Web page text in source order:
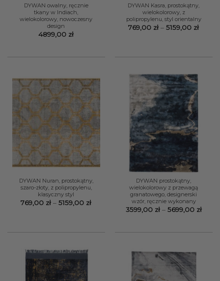
DYWAN owalny, ręcznie
tkany w Indiach,
wielokolorowy, nowoczesny
design
4899,00 zł
DYWAN Kasra, prostokątny,
wielokolorowy, z
polipropylenu, styl orientalny
769,00 zł – 5159,00 zł
DYWAN Nuran, prostokątny,
szaro-złoty, z polipropylenu,
klasyczny styl
769,00 zł – 5159,00 złZakres
5159,00 zł
DYWAN prostokątny,
wielokolorowy z przewagą
granatowego, designerski
wzór, ręcznie wykonany
3599,00 zł – 5699,00 zł
do